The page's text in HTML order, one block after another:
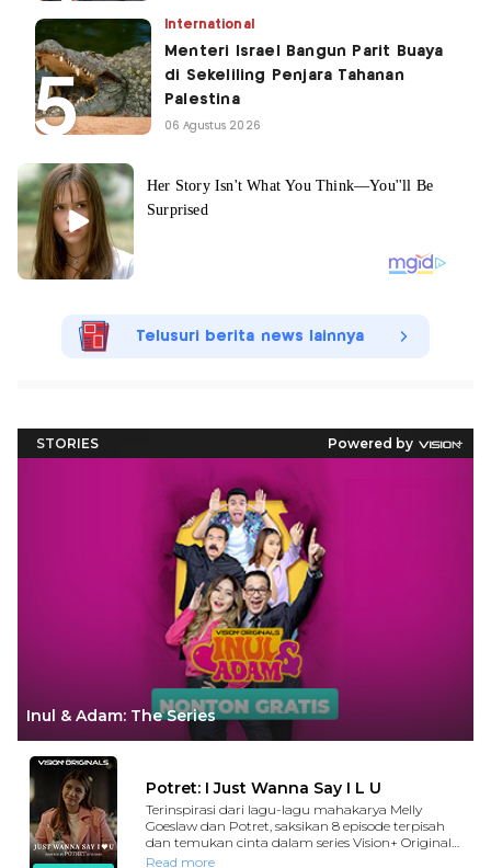
International
Menteri Israel Bangun Parit Buaya
di Sekeliling Penjara Tahanan
Palestina
06 Agustus 2026
Telusuri berita news lainnya